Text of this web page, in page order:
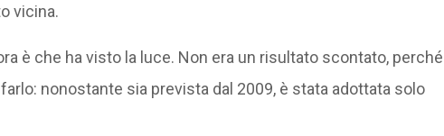
vicina.
è che ha visto la luce. Non era un risultato scontato, perché
nonostante sia prevista dal 2009, è stata adottata solo